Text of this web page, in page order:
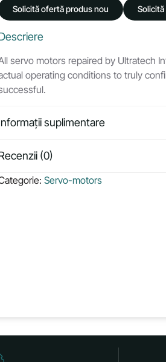
Solicită ofertă produs nou
servo motors repaired by Ultratech
operating conditions to truly
suplimentare
(0)
Servo-motors